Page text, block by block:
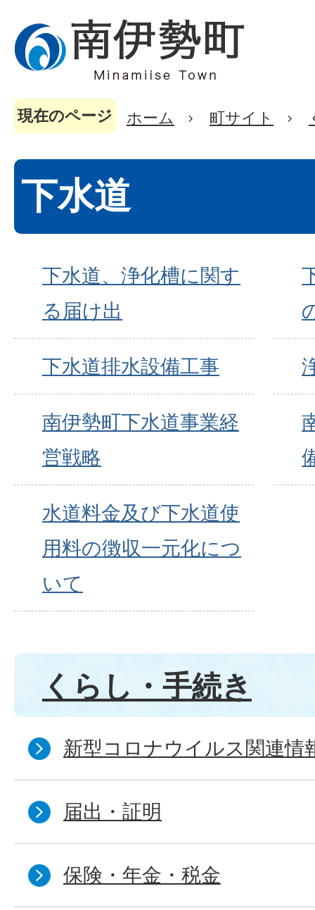
現在のページ ホーム 町サイト
下水道
下水道、浄化槽に関す
る届け出
下水道排水設備工事
南伊勢町下水道事業経
営戦略
水道料金及び下水道使
用料の徴収一元化につ
いて
くらし・手続き
新型コロナウイルス関連情
届出・証明
保険・年金・税金